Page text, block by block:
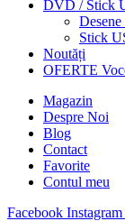
DVD / Stick
Desene
Stick
Noutăți
OFERTE
Magazin
Despre Noi
Blog
Contact
Favorite
Contul meu
Facebook Instagram